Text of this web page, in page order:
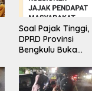
Soal Pajak Tinggi,
DPRD Provinsi
Bengkulu Buka
Pengaduan
Masyarakat